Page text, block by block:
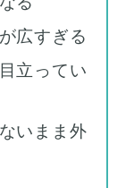
広すぎる
立ってい
いまま外